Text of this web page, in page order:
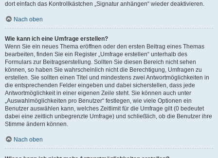
dort einfach das Kontrollkästchen „Signatur anhängen“ wieder deaktivieren.
Nach oben
Wie kann ich eine Umfrage erstellen?
Wenn Sie ein neues Thema eröffnen oder den ersten Beitrag eines Themas
bearbeiten, finden Sie ein Register „Umfrage erstellen“ unterhalb des
Formulars zur Beitragserstellung. Sollten Sie diesen Bereich nicht sehen
können, so haben Sie wahrscheinlich nicht die Berechtigung, Umfragen zu
erstellen. Sie sollten einen Titel und mindestens zwei Antwortmöglichkeiten in
die entsprechenden Felder eingeben und dabei sicherstellen, dass jede
Antwortmöglichkeit in einer eigenen Zeile steht. Sie können auch unter
„Auswahlmöglichkeiten pro Benutzer“ festlegen, wie viele Optionen ein
Benutzer auswählen kann, welches Zeitlimit für die Umfrage gilt (0 bedeutet
dabei eine zeitlich unbegrenzte Umfrage) und schließlich, ob die Benutzer ihre
Stimme ändern können.
Nach oben